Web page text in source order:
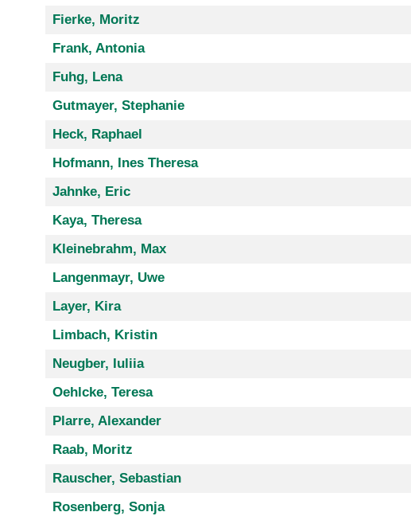
Fierke, Moritz
Frank, Antonia
Fuhg, Lena
Gutmayer, Stephanie
Heck, Raphael
Hofmann, Ines Theresa
Jahnke, Eric
Kaya, Theresa
Kleinebrahm, Max
Langenmayr, Uwe
Layer, Kira
Limbach, Kristin
Neugber, Iuliia
Oehlcke, Teresa
Plarre, Alexander
Raab, Moritz
Rauscher, Sebastian
Rosenberg, Sonja